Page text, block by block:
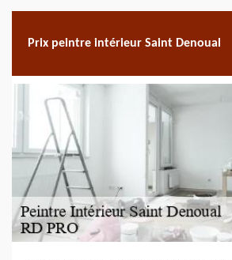
Prix peintre intérieur Saint Denoual